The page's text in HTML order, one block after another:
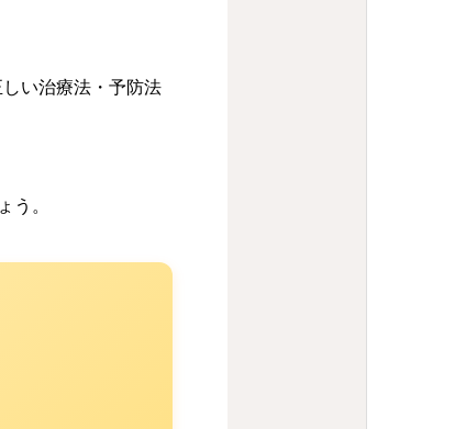
い治療法・予防法
う。